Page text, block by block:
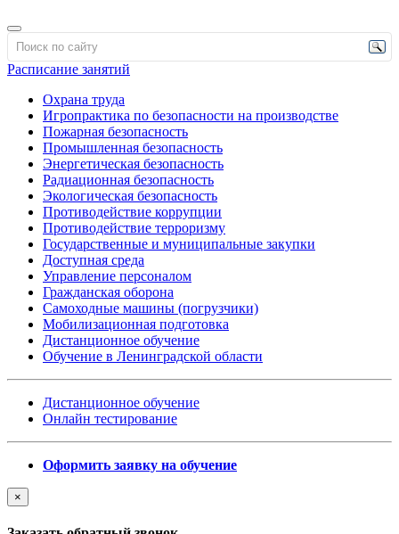
Расписание занятий
Охрана труда
Игропрактика по безопасности на производстве
Пожарная безопасность
Промышленная безопасность
Энергетическая безопасность
Радиационная безопасность
Экологическая безопасность
Противодействие коррупции
Противодействие терроризму
Государственные и муниципальные закупки
Доступная среда
Управление персоналом
Гражданская оборона
Самоходные машины (погрузчики)
Мобилизационная подготовка
Дистанционное обучение
Обучение в Ленинградской области
Дистанционное обучение
Онлайн тестирование
Оформить заявку на обучение
×